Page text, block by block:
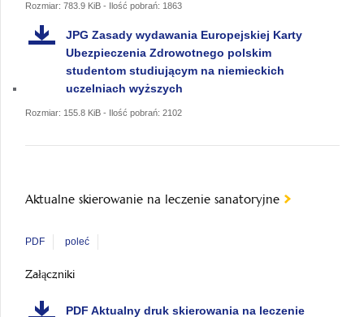
Rozmiar: 783.9 KiB - Ilość pobrań: 1863
JPG Zasady wydawania Europejskiej Karty
Ubezpieczenia Zdrowotnego polskim
studentom studiującym na niemieckich
uczelniach wyższych
Rozmiar: 155.8 KiB - Ilość pobrań: 2102
Aktualne skierowanie na leczenie sanatoryjne
PDF poleć
Załączniki
PDF Aktualny druk skierowania na leczenie